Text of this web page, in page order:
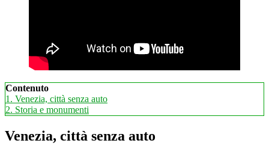
Contenuto
1. Venezia, città senza auto
2. Storia e monumenti
Venezia, città senza auto